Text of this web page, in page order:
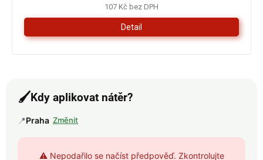
107 Kč bez DPH
Detail
🖌️Kdy aplikovat nátěr?
📍Praha Změnit
⚠️ Nepodařilo se načíst předpověď. Zkontrolujte